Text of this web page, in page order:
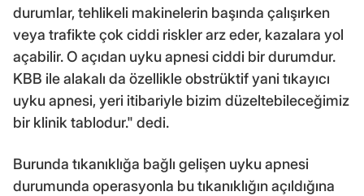
durumlar, tehlikeli makinelerin başında çalışırken
veya trafikte çok ciddi riskler arz eder, kazalara yol
açabilir. O açıdan uyku apnesi ciddi bir durumdur.
KBB ile alakalı da özellikle obstrüktif yani tıkayıcı
uyku apnesi, yeri itibariyle bizim düzeltebileceğimiz
bir klinik tablodur." dedi.
Burunda tıkanıklığa bağlı gelişen uyku apnesi
durumunda operasyonla bu tıkanıklığın açıldığına